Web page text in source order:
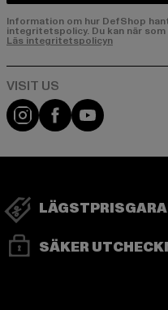
Information om hur DefShop
integritetspolicy. Du kan när
Läs integritetspolicyn
Visit our Instagram
Visit ourVisit our
SÄKER